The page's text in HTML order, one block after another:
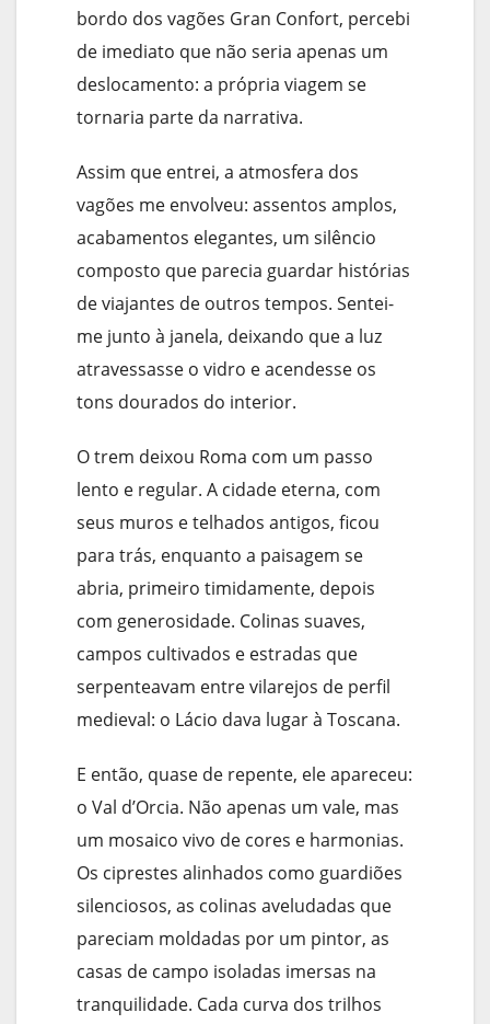
bordo dos vagões Gran Confort, percebi
de imediato que não seria apenas um
deslocamento: a própria viagem se
tornaria parte da narrativa.
Assim que entrei, a atmosfera dos
vagões me envolveu: assentos amplos,
acabamentos elegantes, um silêncio
composto que parecia guardar histórias
de viajantes de outros tempos. Sentei-
me junto à janela, deixando que a luz
atravessasse o vidro e acendesse os
tons dourados do interior.
O trem deixou Roma com um passo
lento e regular. A cidade eterna, com
seus muros e telhados antigos, ficou
para trás, enquanto a paisagem se
abria, primeiro timidamente, depois
com generosidade. Colinas suaves,
campos cultivados e estradas que
serpenteavam entre vilarejos de perfil
medieval: o Lácio dava lugar à Toscana.
E então, quase de repente, ele apareceu:
o Val d’Orcia. Não apenas um vale, mas
um mosaico vivo de cores e harmonias.
Os ciprestes alinhados como guardiões
silenciosos, as colinas aveludadas que
pareciam moldadas por um pintor, as
casas de campo isoladas imersas na
tranquilidade. Cada curva dos trilhos